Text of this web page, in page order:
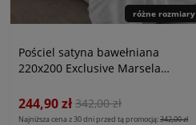
różne rozmiary
Pościel satyna bawełniana
220x200 Exclusive Marsela
244,90 zł 342,00 zł
Najniższa cena z 30 dni przed tą promocją:342,00 zł